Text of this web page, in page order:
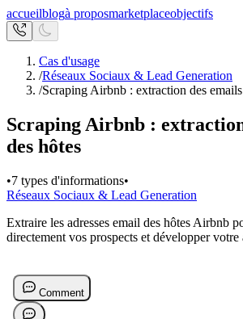
accueilblogà proposmarketplaceobjectifs
Cas d'usage
/Réseaux Sociaux & Lead Generation
/Scraping Airbnb : extraction des
Scraping Airbnb :
des hôtes
•7 types d'informations•
Réseaux Sociaux & Lead Generation
Extraire les adresses email des hôtes Airbnb
directement vos prospects et développer votre